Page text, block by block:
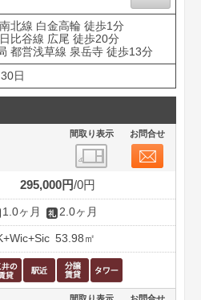
北線 白金高輪 徒歩1分
比谷線 広尾 徒歩20分
都営浅草線 泉岳寺 徒歩13分
日
間取り表示 お問合せ
295,000円 0円
1.0ヶ月 2.0ヶ月
53.98㎡